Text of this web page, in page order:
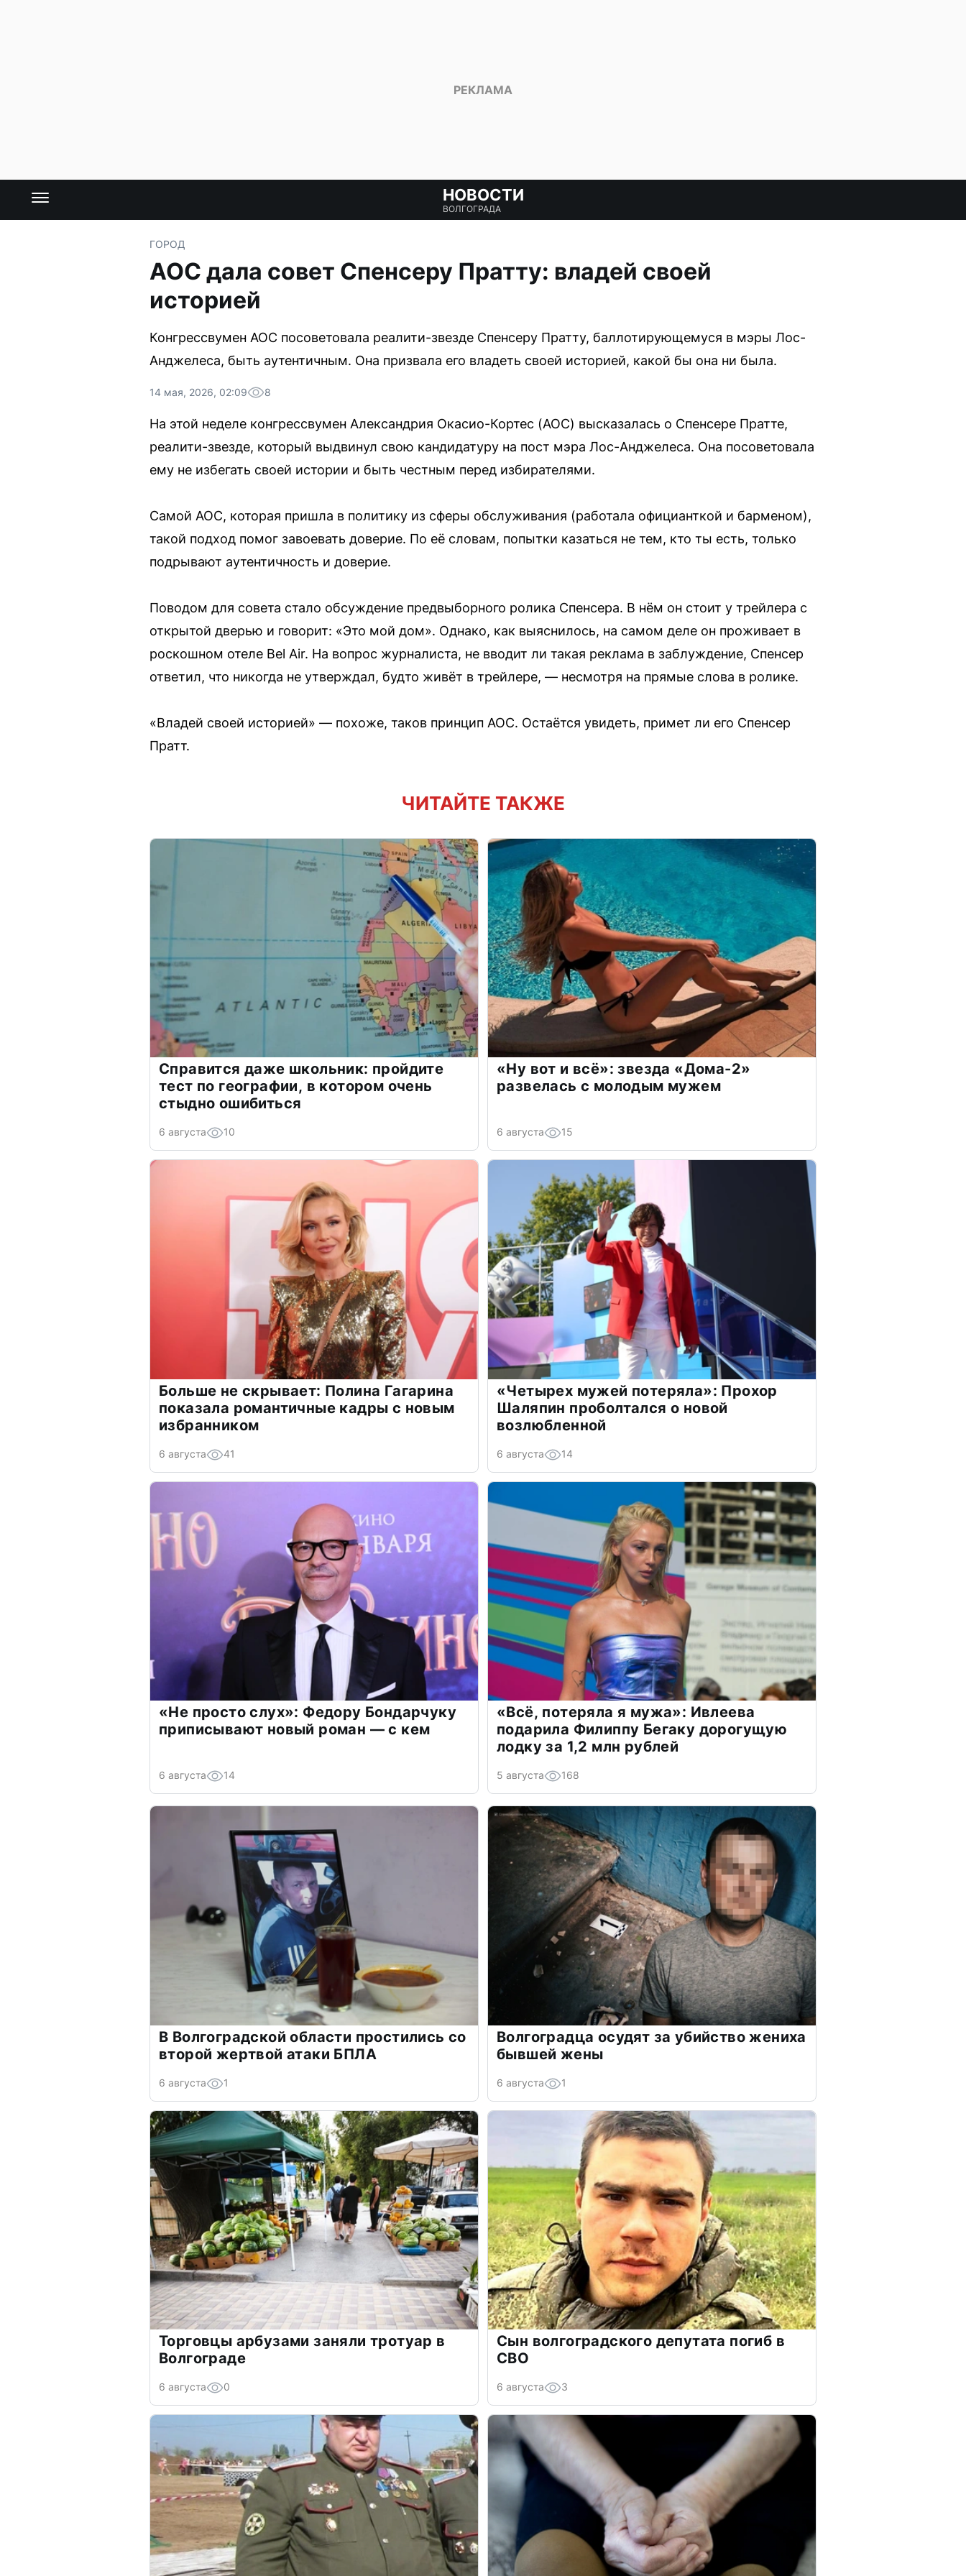
НОВОСТИ
ВОЛГОГРАДА
ГОРОД
AOC дала совет Спенсеру Пратту: владей своей
историей
Конгрессвумен AOC посоветовала реалити-звезде Спенсеру Пратту, баллотирующемуся в мэры Лос-
Анджелеса, быть аутентичным. Она призвала его владеть своей историей, какой бы она ни была.
14 мая, 2026, 02:09 8
На этой неделе конгрессвумен Александрия Окасио-Кортес (AOC) высказалась о Спенсере Пратте,
реалити-звезде, который выдвинул свою кандидатуру на пост мэра Лос-Анджелеса. Она посоветовала
ему не избегать своей истории и быть честным перед избирателями.
Самой AOC, которая пришла в политику из сферы обслуживания (работала официанткой и барменом),
такой подход помог завоевать доверие. По её словам, попытки казаться не тем, кто ты есть, только
подрывают аутентичность и доверие.
Поводом для совета стало обсуждение предвыборного ролика Спенсера. В нём он стоит у трейлера с
открытой дверью и говорит: «Это мой дом». Однако, как выяснилось, на самом деле он проживает в
роскошном отеле Bel Air. На вопрос журналиста, не вводит ли такая реклама в заблуждение, Спенсер
ответил, что никогда не утверждал, будто живёт в трейлере, — несмотря на прямые слова в ролике.
«Владей своей историей» — похоже, таков принцип AOC. Остаётся увидеть, примет ли его Спенсер
Пратт.
ЧИТАЙТЕ ТАКЖЕ
Справится даже школьник: пройдите
тест по географии, в котором очень
стыдно ошибиться
6 августа 10
«Ну вот и всё»: звезда «Дома-2»
развелась с молодым мужем
6 августа 15
Больше не скрывает: Полина Гагарина
показала романтичные кадры с новым
избранником
6 августа 41
«Четырех мужей потеряла»: Прохор
Шаляпин проболтался о новой
возлюбленной
6 августа 14
«Не просто слух»: Федору Бондарчуку
приписывают новый роман — с кем
6 августа 14
«Всё, потеряла я мужа»: Ивлеева
подарила Филиппу Бегаку дорогущую
лодку за 1,2 млн рублей
5 августа 168
В Волгоградской области простились со
второй жертвой атаки БПЛА
6 августа 1
Волгоградца осудят за убийство жениха
бывшей жены
6 августа 1
Торговцы арбузами заняли тротуар в
Волгограде
6 августа 0
Сын волгоградского депутата погиб в
СВО
6 августа 3